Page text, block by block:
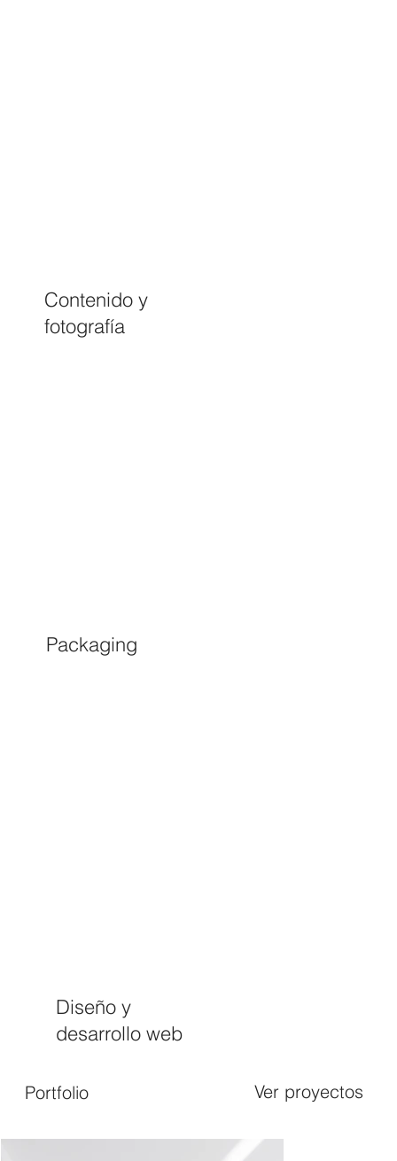
Packaging
Diseño y
desarrollo web
Contenido y
fotografía
Ver proyectos
Portfolio